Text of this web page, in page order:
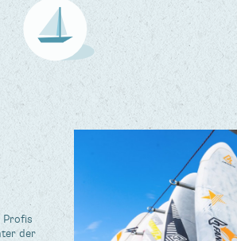
Profis
der